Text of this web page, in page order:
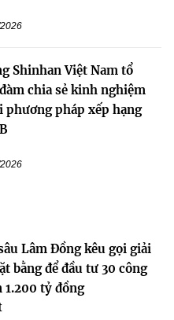
Shinhan Việt Nam tổ
chia sẻ kinh nghiệm
phương pháp xếp hạng
Lâm Đồng kêu gọi giải
bằng để đầu tư 30 công
tỷ đồng